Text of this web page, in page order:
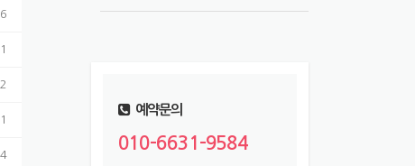
예약문의
010-6631-9584